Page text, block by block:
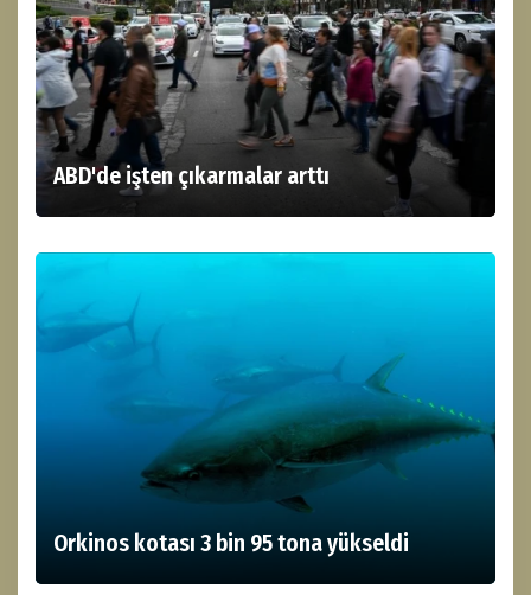
ABD'de işten çıkarmalar arttı
Orkinos kotası 3 bin 95 tona yükseldi